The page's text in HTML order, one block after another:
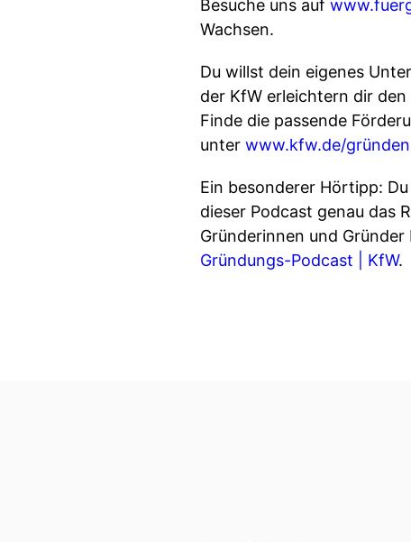
Besuche uns auf
Wachsen.
Du willst dein eigenes
der KfW erleichtern dir
Finde die passende
unter www.kfw.de/gründen
Ein besonderer Hörtipp:
dieser Podcast genau das
Gründerinnen und
Gründungs-Podcast | KfW.